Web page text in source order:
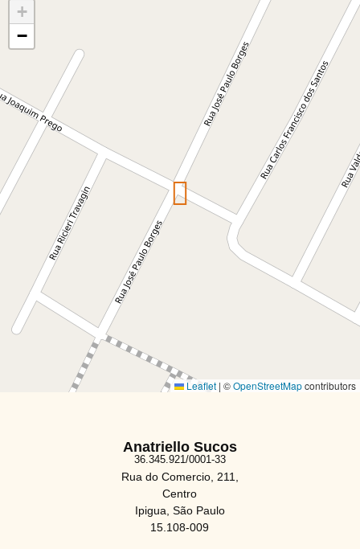
+
−
Leaflet | ©OpenStreetMapcontributors
Anatriello Sucos
36.345.921/0001-33
Rua do Comercio, 211,
Centro
Ipigua, São Paulo
15.108-009